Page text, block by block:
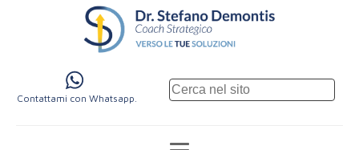
Contattami con Whatsapp.